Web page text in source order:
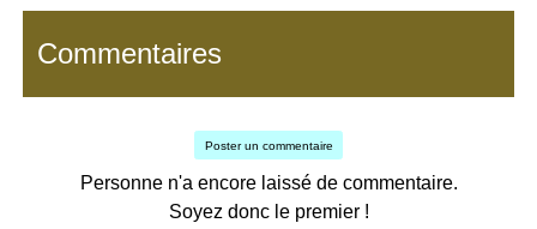
Commentaires
Poster un commentaire
Personne n'a encore laissé de commentaire.
Soyez donc le premier !